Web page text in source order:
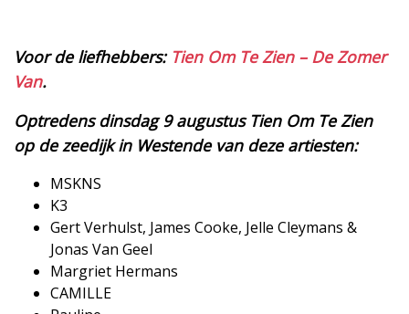
Voor de liefhebbers: Tien Om Te Zien – De Zomer
Van.
Optredens dinsdag 9 augustus Tien Om Te Zien
op de zeedijk in Westende van deze artiesten:
MSKNS
​K3
​Gert Verhulst, James Cooke, Jelle Cleymans &
Jonas Van Geel
​Margriet Hermans
​CAMILLE